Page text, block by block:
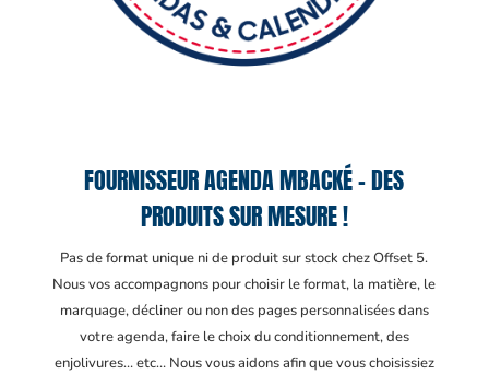
FOURNISSEUR AGENDA MBACKÉ – DES
PRODUITS SUR MESURE !
Pas de format unique ni de produit sur stock chez Offset 5.
Nous vos accompagnons pour choisir le format, la matière, le
marquage, décliner ou non des pages personnalisées dans
votre agenda, faire le choix du conditionnement, des
enjolivures… etc… Nous vous aidons afin que vous choisissiez